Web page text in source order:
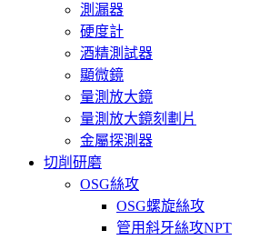
測漏器
硬度計
酒精測試器
顯微鏡
量測放大鏡
量測放大鏡刻劃片
金屬探測器
切削研磨
OSG絲攻
OSG螺旋絲攻
管用斜牙絲攻NPT